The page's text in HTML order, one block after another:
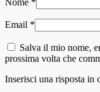
Nome *
Email *
Salva il mio nome,
prossima volta che
Inserisci una risposta in